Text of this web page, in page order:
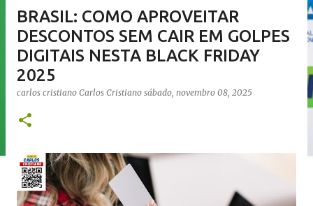
BRASIL: COMO APROVEITAR
DESCONTOS SEM CAIR EM GOLPES
DIGITAIS NESTA BLACK FRIDAY
2025
carlos cristiano Carlos Cristiano sábado, novembro 08, 2025